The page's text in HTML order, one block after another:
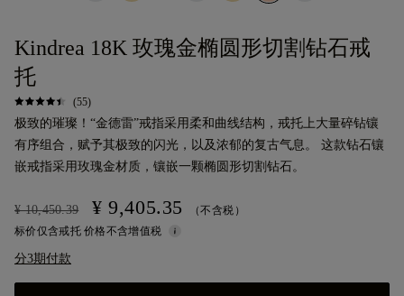
Kindrea 18K 玫瑰金椭圆形切割钻石戒
托
(55)
极致的璀璨！“金德雷”戒指采用柔和曲线结构，戒托上大量碎钻镶
有序组合，赋予其极致的闪光，以及浓郁的复古气息。 这款钻石镶
嵌戒指采用玫瑰金材质，镶嵌一颗椭圆形切割钻石。
¥ 10,450.39 ¥ 9,405.35
（不含税）
标价仅含戒托 价格不含增值税
分3期付款